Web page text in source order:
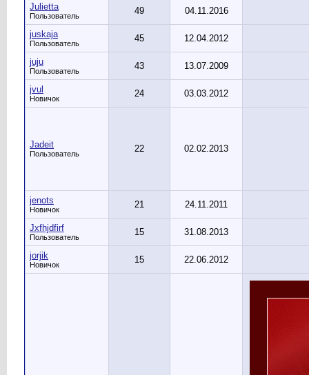
Julietta
Пользователь 49 04.11.2016
juskaja
Пользователь 45 12.04.2012
juju
Пользователь 43 13.07.2009
jvul
Новичок 24 03.03.2012
Jadeit
Пользователь 22 02.02.2013
jenots
Новичок 21 24.11.2011
Jxfhjdfirf
Пользователь 15 31.08.2013
jorjik
Новичок 15 22.06.2012